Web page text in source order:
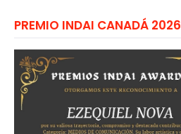
PREMIO INDAI CANADÁ 2026